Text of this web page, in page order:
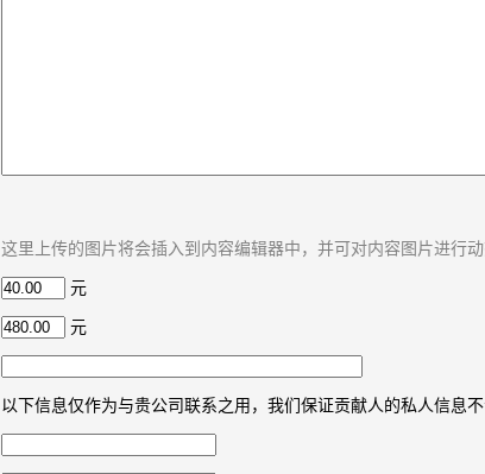
这里上传的图片将会插入到内容编辑器中，并可对内容图片进行
元
元
以下信息仅作为与贵公司联系之用，我们保证贡献人的私人信息